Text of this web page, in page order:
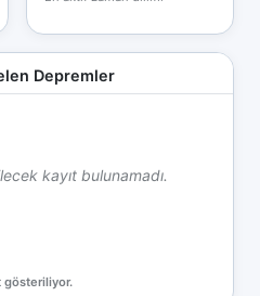
Depremler
kayıt bulunamadı.
gösteriliyor.